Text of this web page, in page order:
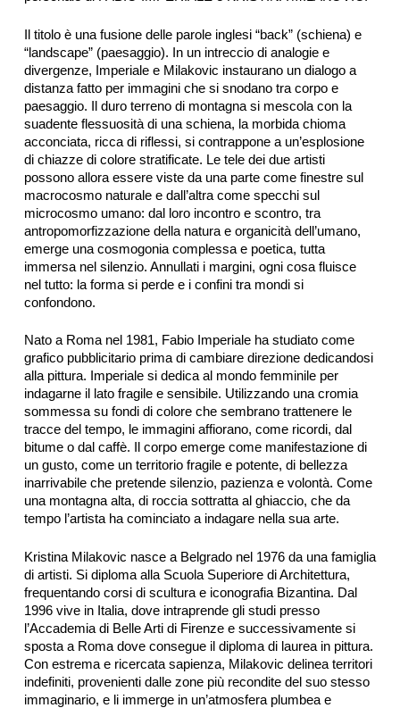
Il titolo è una fusione delle parole inglesi “back” (schiena) e
“landscape” (paesaggio). In un intreccio di analogie e
divergenze, Imperiale e Milakovic instaurano un dialogo a
distanza fatto per immagini che si snodano tra corpo e
paesaggio. Il duro terreno di montagna si mescola con la
suadente flessuosità di una schiena, la morbida chioma
acconciata, ricca di riflessi, si contrappone a un’esplosione
di chiazze di colore stratificate. Le tele dei due artisti
possono allora essere viste da una parte come finestre sul
macrocosmo naturale e dall’altra come specchi sul
microcosmo umano: dal loro incontro e scontro, tra
antropomorfizzazione della natura e organicità dell’umano,
emerge una cosmogonia complessa e poetica, tutta
immersa nel silenzio. Annullati i margini, ogni cosa fluisce
nel tutto: la forma si perde e i confini tra mondi si
confondono.
Nato a Roma nel 1981, Fabio Imperiale ha studiato come
grafico pubblicitario prima di cambiare direzione dedicandosi
alla pittura. Imperiale si dedica al mondo femminile per
indagarne il lato fragile e sensibile. Utilizzando una cromia
sommessa su fondi di colore che sembrano trattenere le
tracce del tempo, le immagini affiorano, come ricordi, dal
bitume o dal caffè. Il corpo emerge come manifestazione di
un gusto, come un territorio fragile e potente, di bellezza
inarrivabile che pretende silenzio, pazienza e volontà. Come
una montagna alta, di roccia sottratta al ghiaccio, che da
tempo l’artista ha cominciato a indagare nella sua arte.
Kristina Milakovic nasce a Belgrado nel 1976 da una famiglia
di artisti. Si diploma alla Scuola Superiore di Architettura,
frequentando corsi di scultura e iconografia Bizantina. Dal
1996 vive in Italia, dove intraprende gli studi presso
l’Accademia di Belle Arti di Firenze e successivamente si
sposta a Roma dove consegue il diploma di laurea in pittura.
Con estrema e ricercata sapienza, Milakovic delinea territori
indefiniti, provenienti dalle zone più recondite del suo stesso
immaginario, e li immerge in un’atmosfera plumbea e